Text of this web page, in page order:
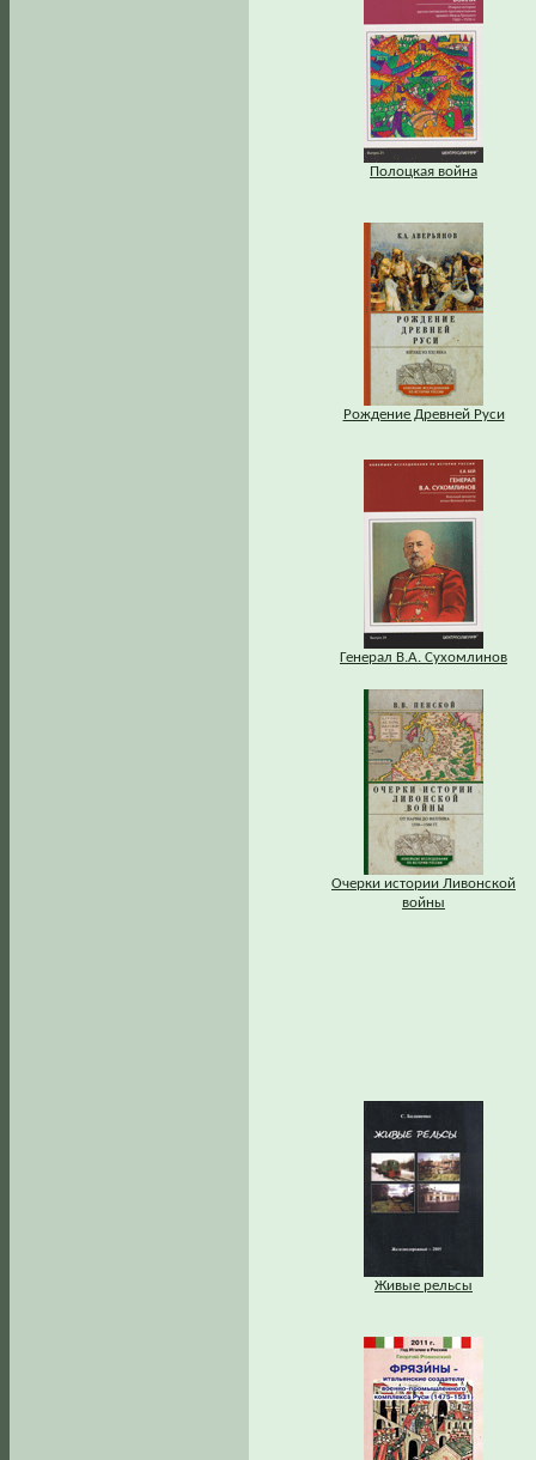
Полоцкая война
Рождение Древней Руси
Генерал В.А. Сухомлинов
Очерки истории Ливонской
войны
Живые рельсы